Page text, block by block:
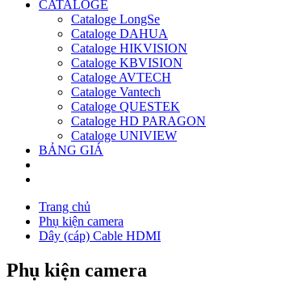
CATALOGE
Cataloge LongSe
Cataloge DAHUA
Cataloge HIKVISION
Cataloge KBVISION
Cataloge AVTECH
Cataloge Vantech
Cataloge QUESTEK
Cataloge HD PARAGON
Cataloge UNIVIEW
BẢNG GIÁ
Trang chủ
Phụ kiện camera
Dây (cáp) Cable HDMI
Phụ kiện camera